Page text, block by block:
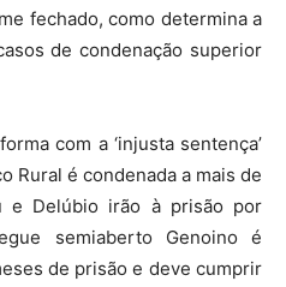
fechado, como determina a
de condenação superior
com a ‘injusta sentença’
Rural é condenada a mais de
e Delúbio irão à prisão por
semiaberto Genoino é
de prisão e deve cumprir